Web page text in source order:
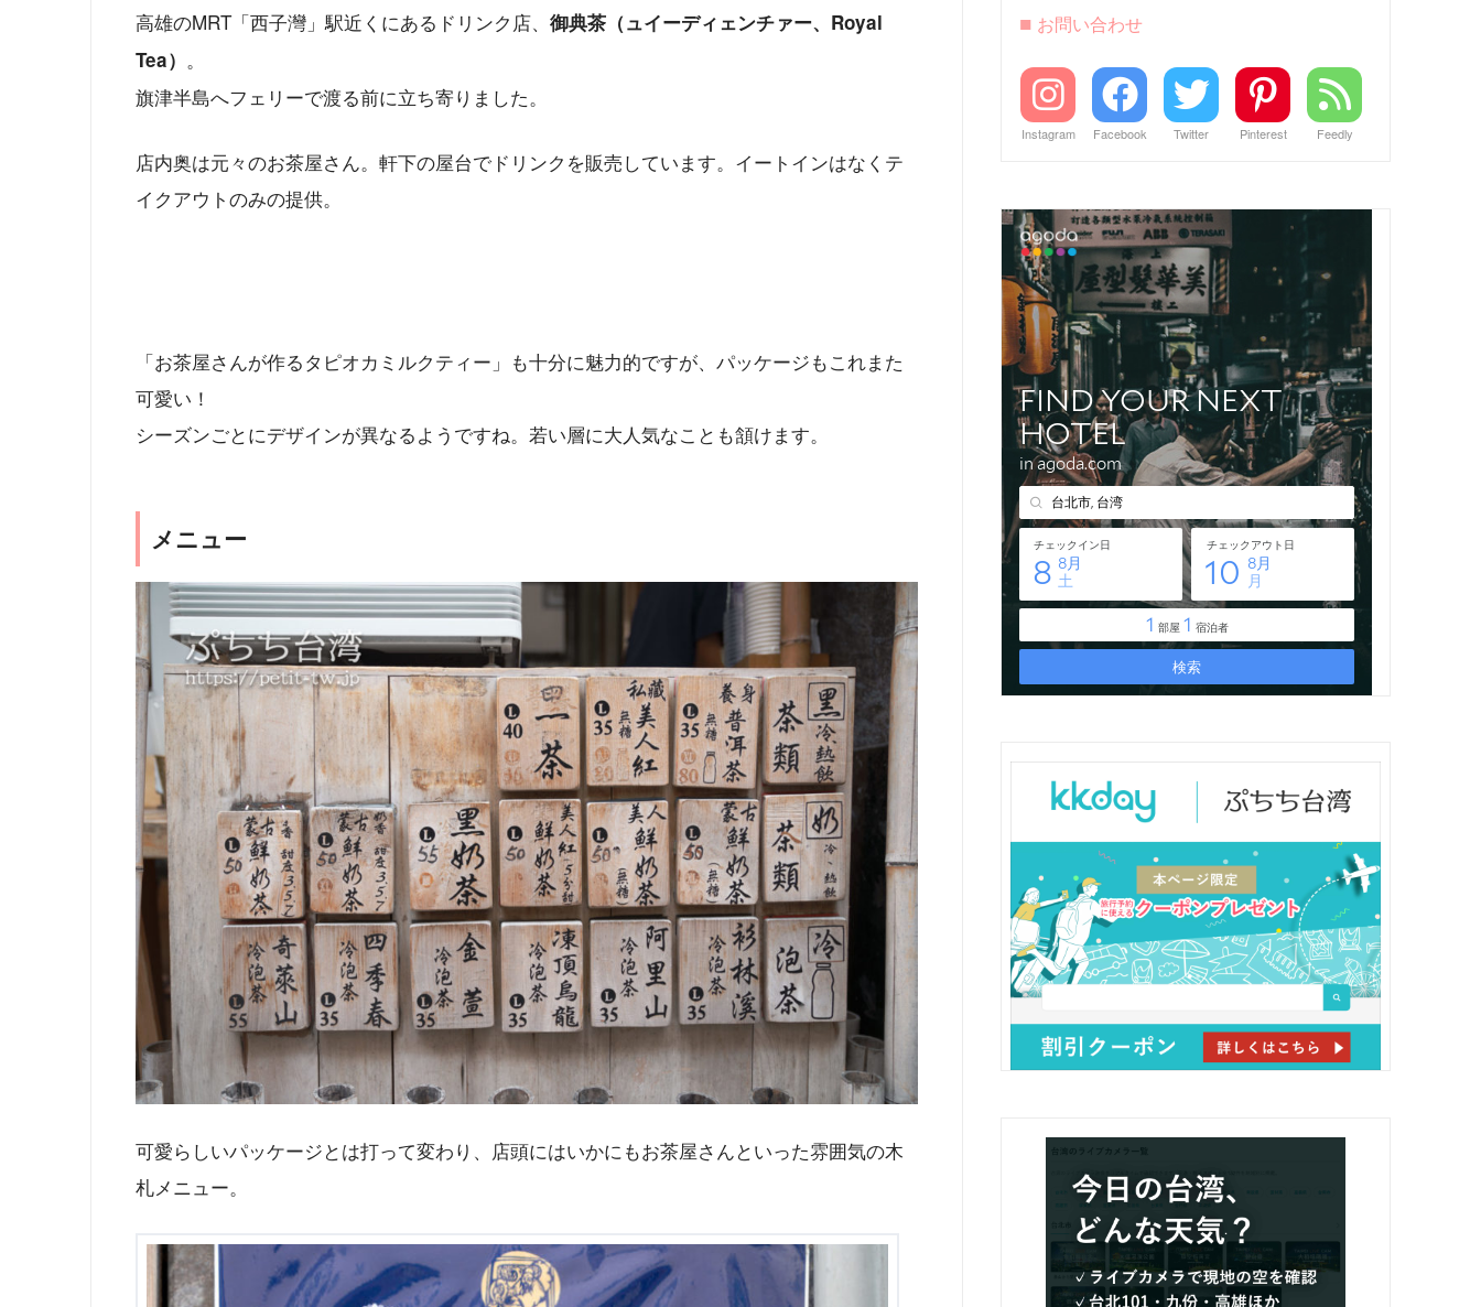
高雄のMRT「西子灣」駅近くにあるドリンク店、 御典茶（ュイーディェンチァー、Royal
Tea） 。
旗津半島へフェリーで渡る前に立ち寄りました。
店内奥は元々のお茶屋さん。軒下の屋台でドリンクを販売しています。イートインはなくテ
イクアウトのみの提供。
「お茶屋さんが作るタピオカミルクティー」も十分に魅力的ですが、パッケージもこれまた
可愛い！
シーズンごとにデザインが異なるようですね。若い層に大人気なことも頷けます。
メニュー
可愛らしいパッケージとは打って変わり、店頭にはいかにもお茶屋さんといった雰囲気の木
札メニュー。
■ お問い合わせ
Instagram Facebook Twitter Pinterest Feedly